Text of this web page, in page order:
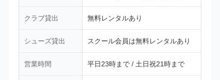
クラブ貸出 無料レンタルあり
シューズ貸出 スクール会員は無料レンタルあり
営業時間 平日23時まで / 土日祝21時まで